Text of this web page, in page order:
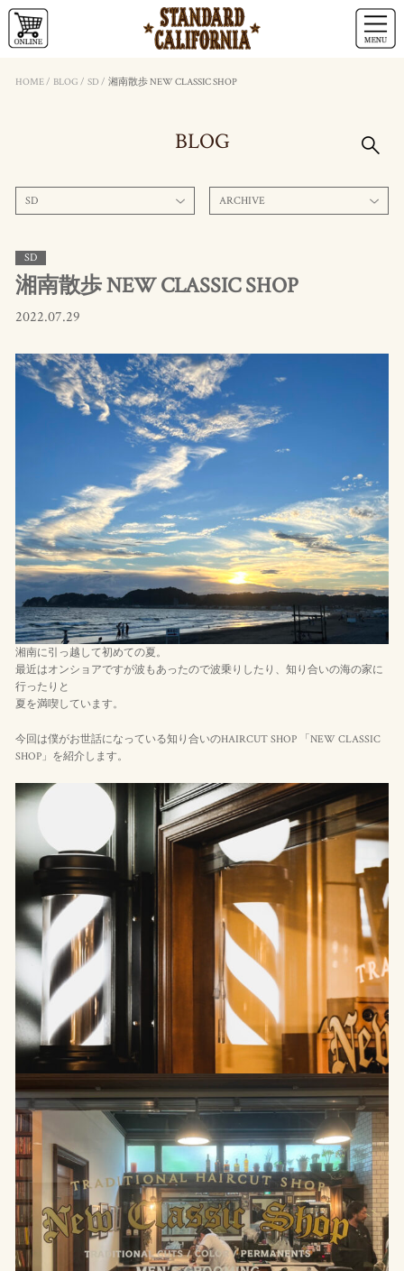
HOME/ BLOG / SD / 湘南散歩 NEW CLASSIC SHOP
BLOG
SD ARCHIVE
SD
湘南散歩 NEW CLASSIC SHOP
2022.07.29
湘南に引っ越して初めての夏。
最近はオンショアですが波もあったので波乗りしたり、知り合いの海の家に
行ったりと
夏を満喫しています。
今回は僕がお世話になっている知り合いのHAIRCUT SHOP 「NEW CLASSIC
SHOP」を紹介します。